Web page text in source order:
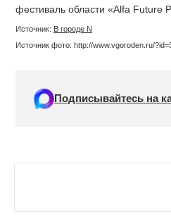
фестиваль области «Alfa Future
Источник: В городе N
Источник фото: http://www.vgoroden.ru/
Подписывайтесь на